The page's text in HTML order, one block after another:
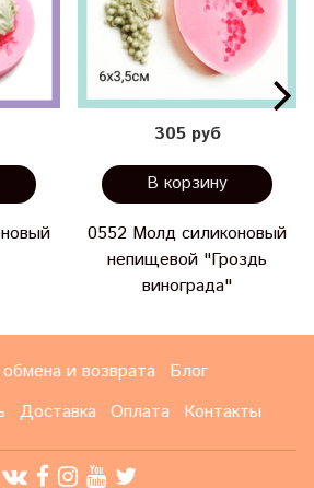
305 руб
В корзину
0552 Молд силиконовый
непищевой "Гроздь
винограда"
и возврата
Блог
Доставка Оплата Контакты